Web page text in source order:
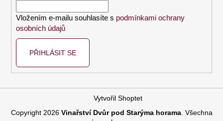
Vložením e-mailu souhlasíte s podmínkami ochrany
osobních údajů
PŘIHLÁSIT SE
Vytvořil Shoptet
Copyright 2026 Vinařství Dvůr pod Starýma horama. Všechna